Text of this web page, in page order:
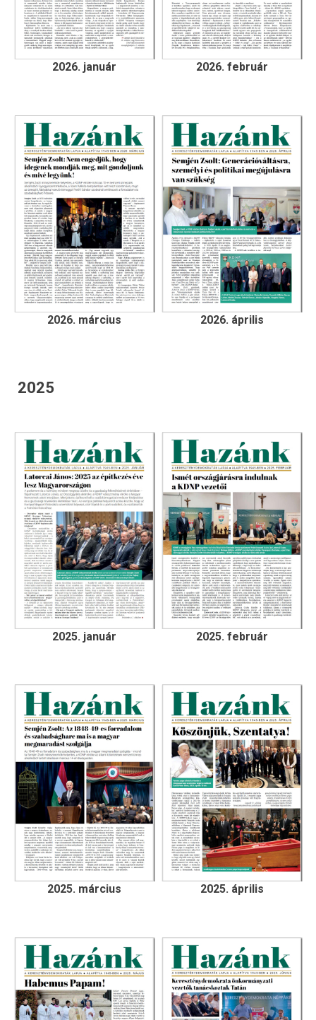
2026. január 2026. február
2026. március 2026. április
2025
2025. január 2025. február
2025. március 2025. április